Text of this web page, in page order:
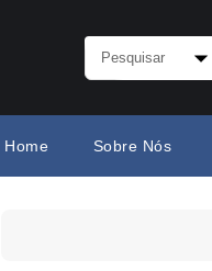
Home Sobre Nós